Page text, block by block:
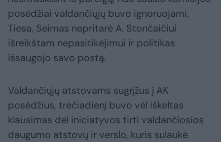
posėdžiai valdančiųjų buvo ignoruojami.
Tiesa, Seimas nepritarė A. Stončaičiui
išreikštam nepasitikėjimui ir politikas
išsaugojo savo postą.
Valdančiųjų atstovams sugrįžus į AK
posėdžius, trečiadienį buvo vėl iškeltas
klausimas dėl iniciatyvos tirti valdančiosios
daugumo atstovų ir verslo, kuris sulaukė